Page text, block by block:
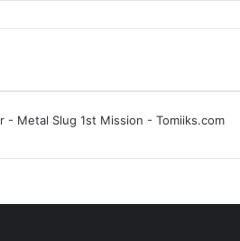
- Metal Slug 1st Mission - Tomiiks.com